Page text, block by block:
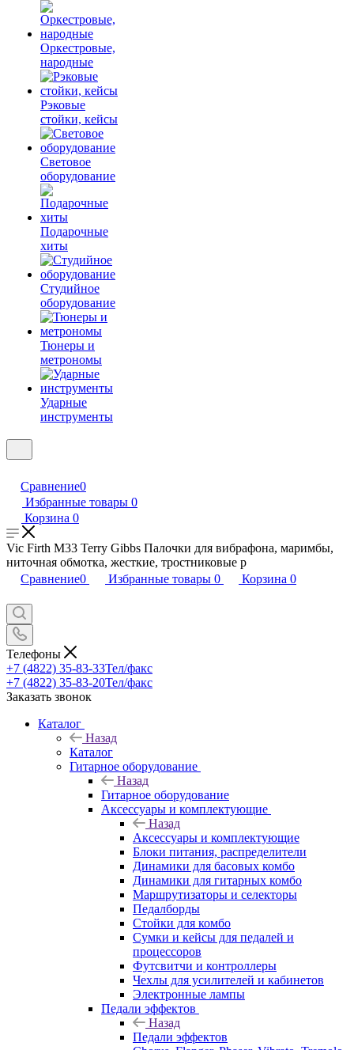
Оркестровые,
народные
Рэковые
стойки, кейсы
Световое
оборудование
Подарочные
хиты
Студийное
оборудование
Тюнеры и
метрономы
Ударные
инструменты
Сравнение0
Избранные товары 0
Корзина 0
Vic Firth M33 Terry Gibbs Палочки для вибрафона, маримбы,
ниточная обмотка, жесткие, тростниковые р
Сравнение0 Избранные товары 0 Корзина 0
Телефоны
+7 (4822) 35-83-33Тел/факс
+7 (4822) 35-83-20Тел/факс
Заказать звонок
Каталог
Назад
Каталог
Гитарное оборудование
Назад
Гитарное оборудование
Аксессуары и комплектующие
Назад
Аксессуары и комплектующие
Блоки питания, распределители
Динамики для басовых комбо
Динамики для гитарных комбо
Маршрутизаторы и селекторы
Педалборды
Стойки для комбо
Сумки и кейсы для педалей и
процессоров
Футсвитчи и контроллеры
Чехлы для усилителей и кабинетов
Электронные лампы
Педали эффектов
Назад
Педали эффектов